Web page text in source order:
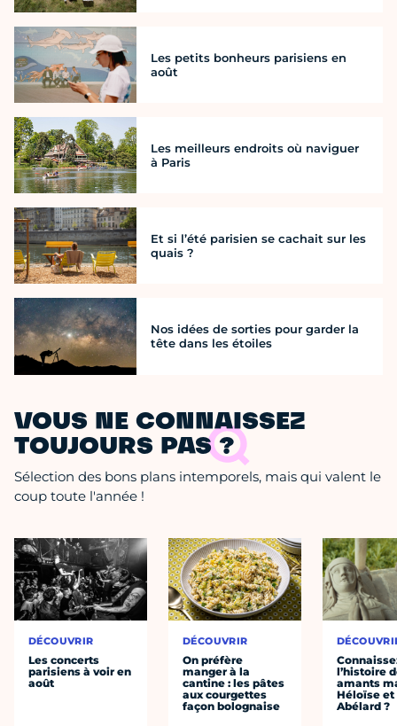
Les petits bonheurs parisiens en
août
Les meilleurs endroits où naviguer
à Paris
Et si l’été parisien se cachait sur les
quais ?
Nos idées de sorties pour garder la
tête dans les étoiles
VOUS NE CONNAISSEZ
TOUJOURS PAS ?
Sélection des bons plans intemporels, mais qui valent le
coup toute l'année !
DÉCOUVRIR
Les concerts
parisiens à voir en
août
DÉCOUVRIR
On préfère
manger à la
cantine : les pâtes
aux courgettes
façon bolognaise
l’histoire
amants
Héloïse et
Abélard ?